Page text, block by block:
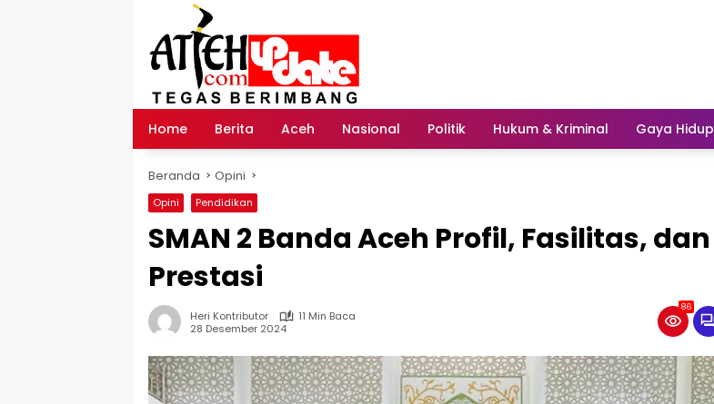
Home Berita Aceh Nasional Politik Hukum & Kriminal Gaya Hidup
Beranda Opini
Opini Pendidikan
SMAN 2 Banda Aceh Profil, Fasilitas, dan
Prestasi
Heri Kontributor
11 Min Baca
28 Desember 2024
86